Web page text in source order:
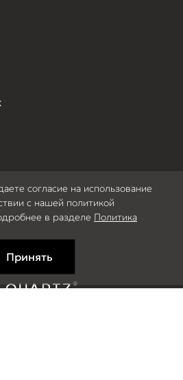
согласие на использование
с нашей политикой
в разделе Политика
Принять